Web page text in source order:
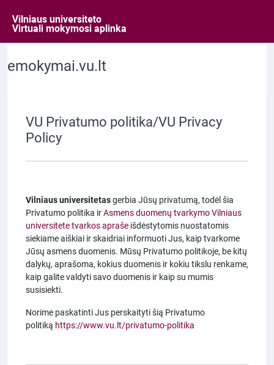
emokymai.vu.lt
VU Privatumo politika/VU Privacy
Policy
Vilniaus universitetasgerbia Jūsų privatumą, todėl šia
Privatumo politika irAsmens duomenų tvarkymo Vilniaus
universitete tvarkos apraše išdėstytomis nuostatomis
siekiame aiškiai ir skaidriai informuoti Jus, kaip tvarkome
Jūsų asmens duomenis. Mūsų Privatumo politikoje, be kitų
dalykų, aprašoma, kokius duomenis ir kokiu tikslu renkame,
kaip galite valdyti savo duomenis ir kaip su mumis
susisiekti.
Norime paskatinti Jus perskaityti šią Privatumo
politiką https://www.vu.lt/privatumo-politika